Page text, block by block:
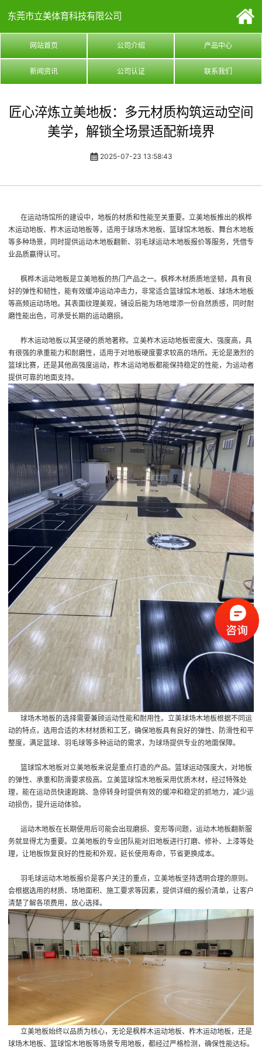
东莞市立美体育科技有限公司
网站首页 公司介绍 产品中心
新闻资讯 公司认证 联系我们
匠心淬炼立美地板：多元材质构筑运动空间
美学，解锁全场景适配新境界
2025-07-23 13:58:43
在运动场馆所的建设中，地板的材质和性能至关重要。立美地板推出的枫桦
木运动地板、柞木运动地板等，适用于球场木地板、篮球馆木地板、舞台木地板
等多种场景，同时提供运动木地板翻新、羽毛球运动木地板报价等服务，凭借专
业品质赢得认可。
枫桦木运动地板是立美地板的热门产品之一。枫桦木材质质地坚韧，具有良
好的弹性和韧性，能有效缓冲运动冲击力，非常适合篮球馆木地板、球场木地板
等高频运动场地。其表面纹理美观，铺设后能为场地增添一份自然质感，同时耐
磨性能出色，可承受长期的运动磨损。
柞木运动地板以其坚硬的质地著称。立美柞木运动地板密度大、强度高，具
有很强的承重能力和耐磨性，适用于对地板硬度要求较高的场所。无论是激烈的
篮球比赛，还是其他高强度运动，柞木运动地板都能保持稳定的性能，为运动者
提供可靠的地面支持。
球场木地板的选择需要兼顾运动性能和耐用性。立美球场木地板根据不同运
动的特点，选用合适的木材材质和工艺，确保地板具有良好的弹性、防滑性和平
整度，满足篮球、羽毛球等多种运动的需求，为球场提供专业的地面保障。
篮球馆木地板对立美地板来说是重点打造的产品。篮球运动强度大，对地板
的弹性、承重和防滑要求极高。立美篮球馆木地板采用优质木材，经过特殊处
理，能在运动员快速跑跳、急停转身时提供有效的缓冲和稳定的抓地力，减少运
动损伤，提升运动体验。
运动木地板在长期使用后可能会出现磨损、变形等问题，运动木地板翻新服
务就显得尤为重要。立美地板的专业团队能对旧地板进行打磨、修补、上漆等处
理，让地板恢复良好的性能和外观，延长使用寿命，节省更换成本。
羽毛球运动木地板报价是客户关注的重点，立美地板坚持透明合理的原则。
会根据选用的材质、场地面积、施工要求等因素，提供详细的报价清单，让客户
清楚了解各项费用，放心选择。
立美地板始终以品质为核心，无论是枫桦木运动地板、柞木运动地板，还是
球场木地板、篮球馆木地板等场景专用地板，都经过严格检测，确保性能达标。